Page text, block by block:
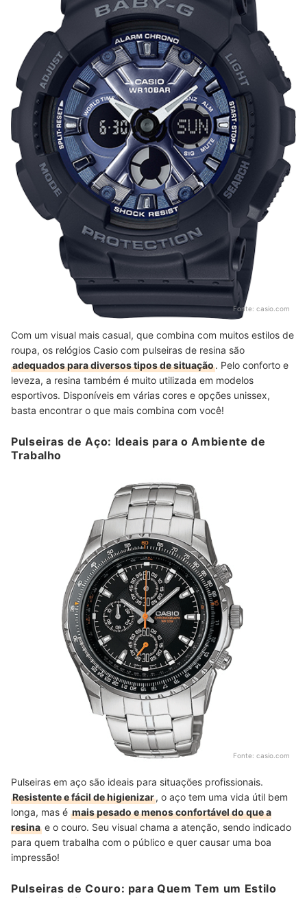
Fonte: casio.com
Com um visual mais casual, que combina com muitos estilos de
roupa, os relógios Casio com pulseiras de resina são
adequados para diversos tipos de situação. Pelo conforto e
leveza, a resina também é muito utilizada em modelos
esportivos. Disponíveis em várias cores e opções unissex,
basta encontrar o que mais combina com você!
Pulseiras de Aço: Ideais para o Ambiente de
Trabalho
Fonte: casio.com
Pulseiras em aço são ideais para situações profissionais.
Resistente e fácil de higienizar, o aço tem uma vida útil bem
longa, mas é mais pesado e menos confortável do que a
resina e o couro. Seu visual chama a atenção, sendo indicado
para quem trabalha com o público e quer causar uma boa
impressão!
Pulseiras de Couro: para Quem Tem um Estilo